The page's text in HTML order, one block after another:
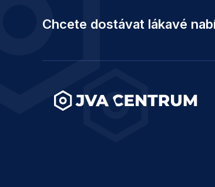
Chcete dostávat lákavé